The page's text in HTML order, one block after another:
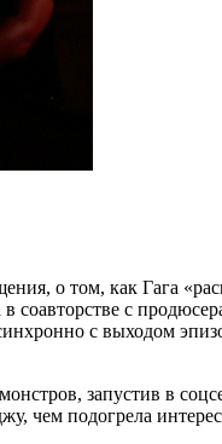
о том, как Гага
в соавторстве с
с выходом
запустив в
чем подогрела